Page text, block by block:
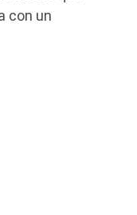
con un